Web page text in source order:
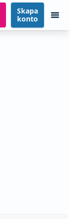
Skapa
konto